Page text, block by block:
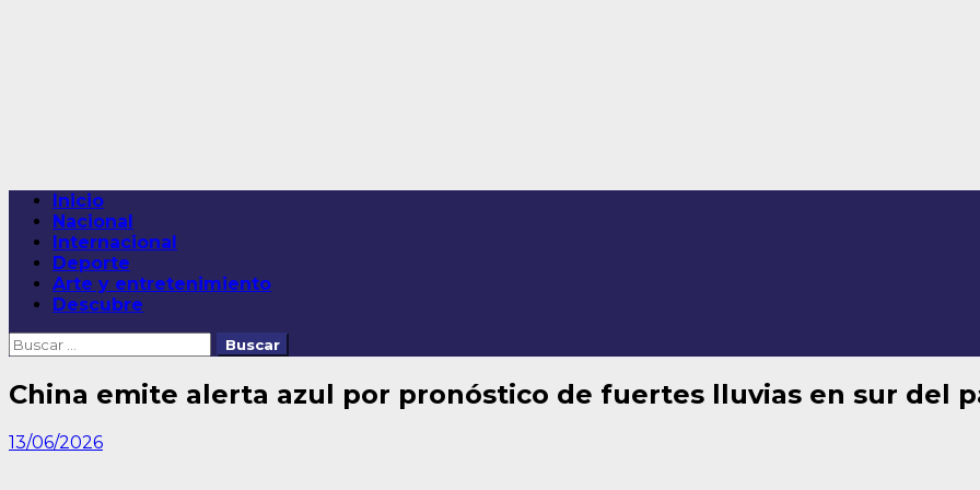
Menú
principal
Inicio
Nacional
Internacional
Deporte
Arte y entretenimiento
Descubre
Buscar:
China emite alerta azul por pronóstico de fuertes lluvias en sur del
13/06/2026